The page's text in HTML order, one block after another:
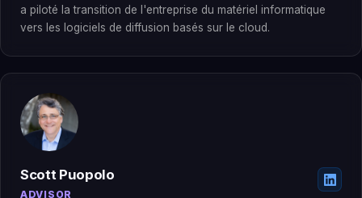
a piloté la transition de l'entreprise du matériel informatique
vers les logiciels de diffusion basés sur le cloud.
Scott Puopolo
ADVISOR